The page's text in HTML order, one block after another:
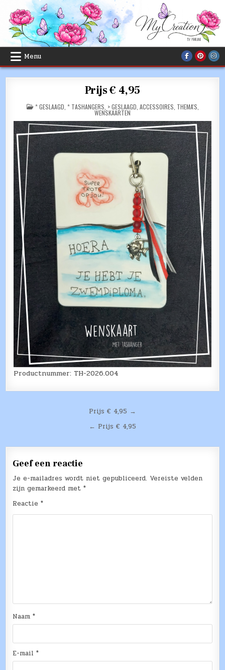
content
Menu
Prijs € 4,95
POSTED
* GESLAAGD * TASHANGERS > GESLAAGD ACCESSOIRES THEMA'S
WENSKAARTEN
Productnummer: TH-2026.004
Prijs € 4,95 →
← Prijs € 4,95
Geef een reactie
Je e-mailadres wordt niet gepubliceerd. Vereiste velden
zijn gemarkeerd met*
Reactie*
Naam*
E-mail*